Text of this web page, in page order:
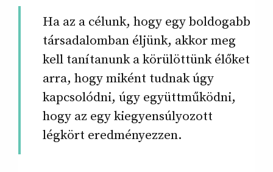
Ha az a célunk, hogy egy boldogabb
társadalomban éljünk, akkor meg
kell tanítanunk a körülöttünk élőket
arra, hogy miként tudnak úgy
kapcsolódni, úgy együttműködni,
hogy az egy kiegyensúlyozott
légkört eredményezzen.